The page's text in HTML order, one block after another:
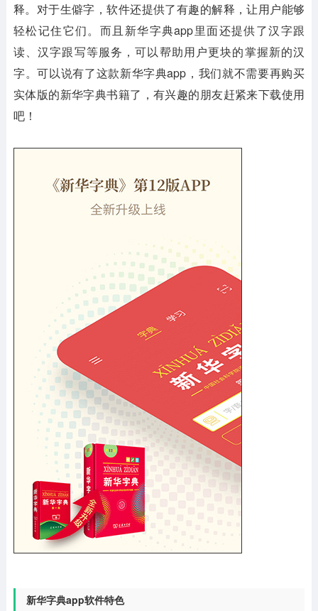
释。对于生僻字，软件还提供了有趣的解释，让用户能够
轻松记住它们。而且新华字典app里面还提供了汉字跟
读、汉字跟写等服务，可以帮助用户更块的掌握新的汉
字。可以说有了这款新华字典app，我们就不需要再购买
实体版的新华字典书籍了，有兴趣的朋友赶紧来下载使用
吧！
新华字典app软件特色